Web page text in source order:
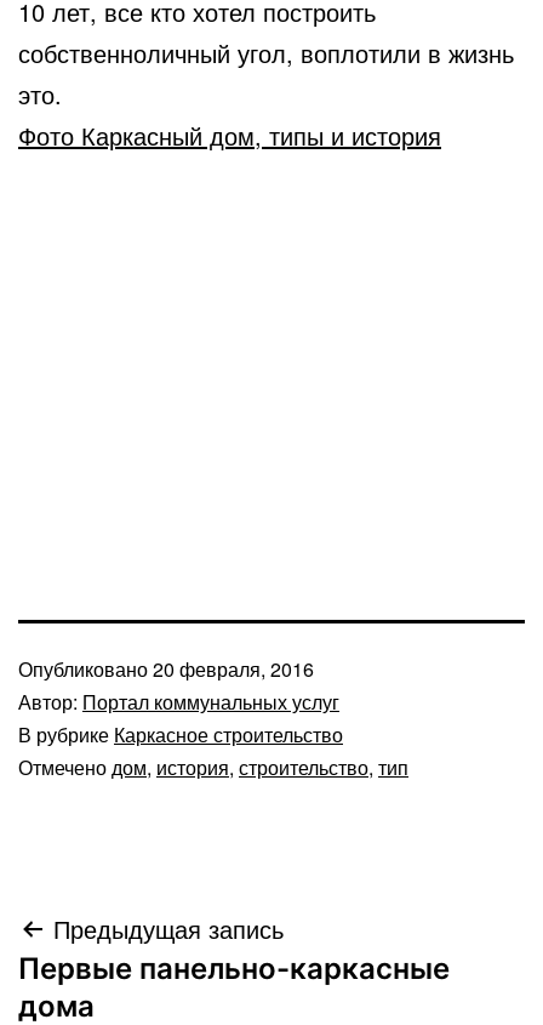
10 лет, все кто хотел построить
собственноличный угол, воплотили в жизнь
это.
Фото Каркасный дом, типы и история
Опубликовано20 февраля, 2016
Автор: Портал коммунальных услуг
В рубрике Каркасное строительство
Отмечено дом, история, строительство, тип
Навигация
по
Предыдущая запись
Первые панельно-каркасные
дома